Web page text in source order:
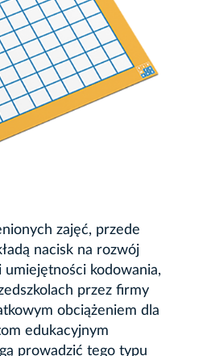
zajęć, przede
nacisk na rozwój
umiejętności kodowania,
przez firmy
obciążeniem dla
edukacyjnym
prowadzić tego typu